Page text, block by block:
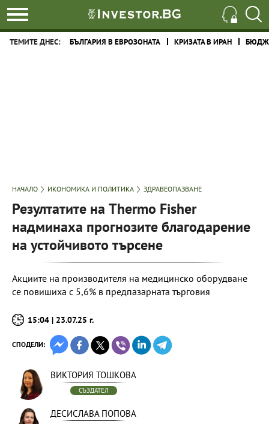
ТЕМИТЕ ДНЕС: БЪЛГАРИЯ В ЕВРОЗОНАТА КРИЗАТА В ИРАН
НАЧАЛО ИКОНОМИКА И ПОЛИТИКА ЗДРАВЕОПАЗВАНЕ
Резултатите на Thermo Fisher
надминаха прогнозите благодарение
на устойчивото търсене
Акциите на производителя на медицинско оборудване
се повишиха с 5,6% в предпазарната търговия
15:04 | 23.07.25 г.
СПОДЕЛИ:
ВИКТОРИЯ ТОШКОВА
СЪЗДАТЕЛ
ДЕСИСЛАВА ПОПОВА